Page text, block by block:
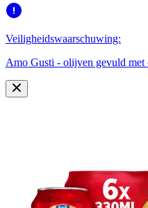
Veiligheidswaarschuwing:
Amo Gusti - olijven gevuld met